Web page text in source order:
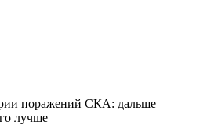
поражений СКА: дальше
лучше